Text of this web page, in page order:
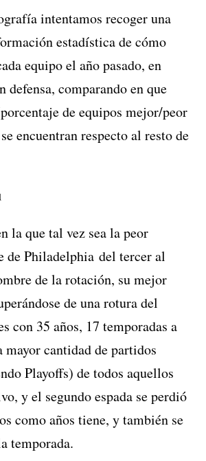
intentamos recoger una
estadística de cómo
equipo el año pasado, en
defensa, comparando en que
de equipos mejor/peor
encuentran respecto al resto de
la que tal vez sea la peor
de Philadelphia del tercer al
de la rotación, su mejor
de una rotura del
con 35 años, 17 temporadas a
mayor cantidad de partidos
Playoffs) de todos aquellos
y el segundo espada se perdió
como años tiene, y también se
temporada.